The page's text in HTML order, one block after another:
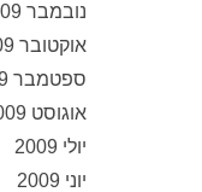
נובמבר 2009
אוקטובר 2009
ספטמבר 2009
אוגוסט 2009
יולי 2009
יוני 2009